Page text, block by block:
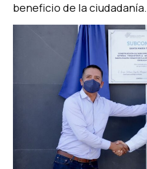
beneficio de la ciudadanía.